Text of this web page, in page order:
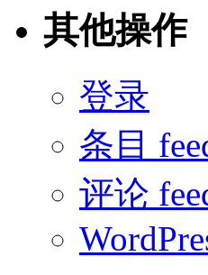
其他操作
登录
条目
评论